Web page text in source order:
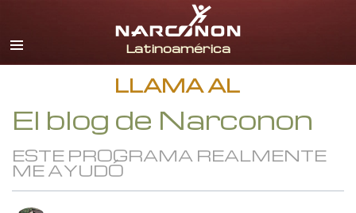
Español
Todas las Regiones/Idiomas
LLAMA AL
El blog de Narconon
ESTE PROGRAMA REALMENTE
ME AYUDÓ